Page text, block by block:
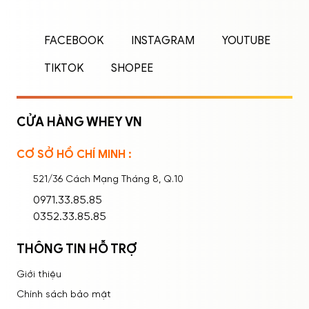
Nhập tên đăng nhập/email và mật khẩu để
Ghi nhớ mật khẩu
FACEBOOK INSTAGRAM
YOUTUBE
TIKTOK
SHOPEE
CỬA HÀNG WHEY VN
CƠ SỞ HỒ CHÍ MINH :
521/36 Cách Mạng Tháng 8, Q.10
0971.33.85.85
0352.33.85.85
THÔNG TIN HỖ TRỢ
Giới thiệu
Chính sách bảo mật